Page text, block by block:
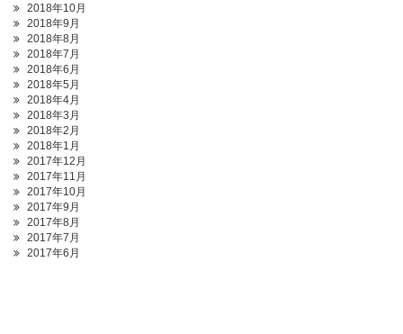
2018年10月
2018年9月
2018年8月
2018年7月
2018年6月
2018年5月
2018年4月
2018年3月
2018年2月
2018年1月
2017年12月
2017年11月
2017年10月
2017年9月
2017年8月
2017年7月
2017年6月